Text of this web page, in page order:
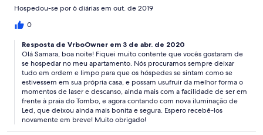
Hospedou-se por 6 diárias em out. de 2019
0
Resposta de VrboOwner em 3 de abr. de 2020
Olá Samara, boa noite! Fiquei muito contente que vocês gostaram de
se hospedar no meu apartamento. Nós procuramos sempre deixar
tudo em ordem e limpo para que os hóspedes se sintam como se
estivessem em sua própria casa, e possam usufruir da melhor forma o
momentos de laser e descanso, ainda mais com a facilidade de ser em
frente à praia do Tombo, e agora contando com nova iluminação de
Led, que deixou ainda mais bonita e segura. Espero recebê-los
novamente em breve! Muito obrigado!